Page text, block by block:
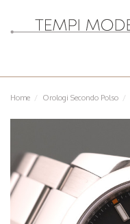
Home Orologi Secondo Polso